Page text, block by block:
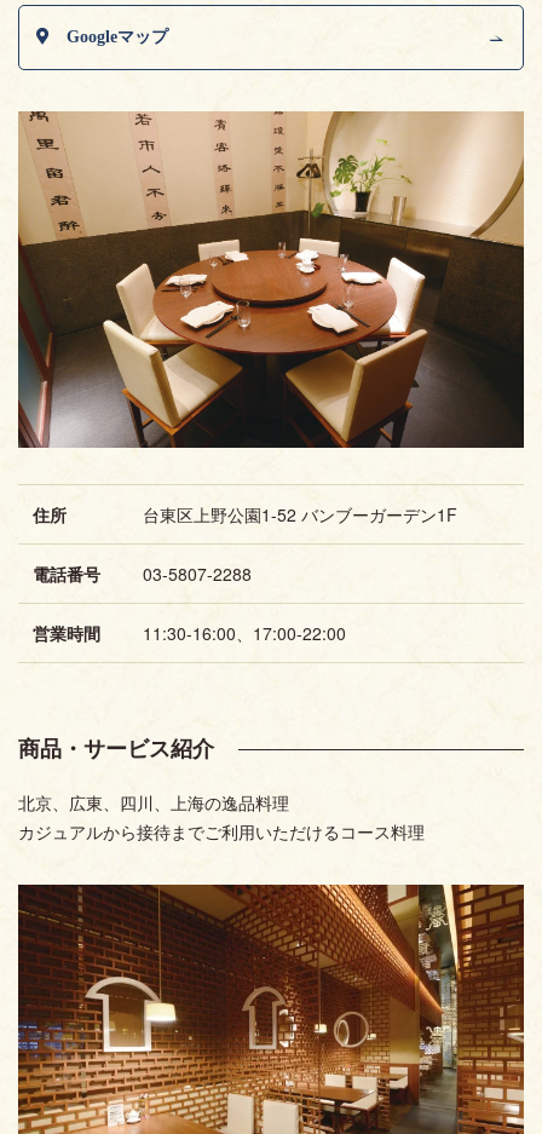
Googleマップ
住所 台東区上野公園1-52 バンブーガーデン1F
電話番号 03-5807-2288
営業時間 11:30-16:00、17:00-22:00
商品・サービス紹介
北京、広東、四川、上海の逸品料理
カジュアルから接待までご利用いただけるコース料理